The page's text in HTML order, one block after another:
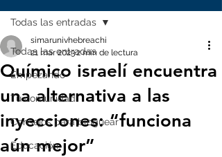
Todas las entradas
Empezando
Tu comunidad
Consejos para bloguear
Educación
Todas las entradas
Químico israelí encuentra
una alternativa a las
inyecciones: “funciona
aún mejor”
simarunivhebreachi
21 mar 20232 min de lectura